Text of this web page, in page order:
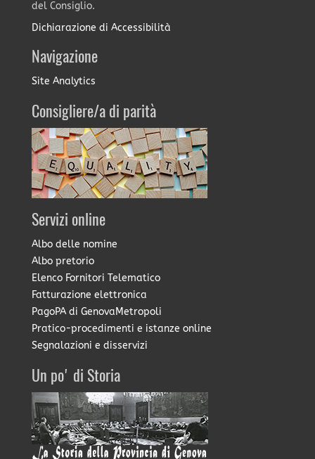
del Consiglio.
Dichiarazione di Accessibilità
Navigazione
Site Analytics
Consigliere/a di parità
Servizi online
Albo delle nomine
Albo pretorio
Elenco Fornitori Telematico
Fatturazione elettronica
PagoPA di GenovaMetropoli
Pratico-procedimenti e istanze online
Segnalazioni e disservizi
Un po' di Storia